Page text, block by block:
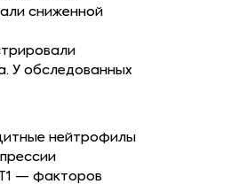
сниженной
У обследованных
нейтрофилы
— факторов